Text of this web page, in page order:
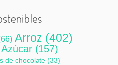
Arroz (402)
Azúcar (157)
de chocolate (33)